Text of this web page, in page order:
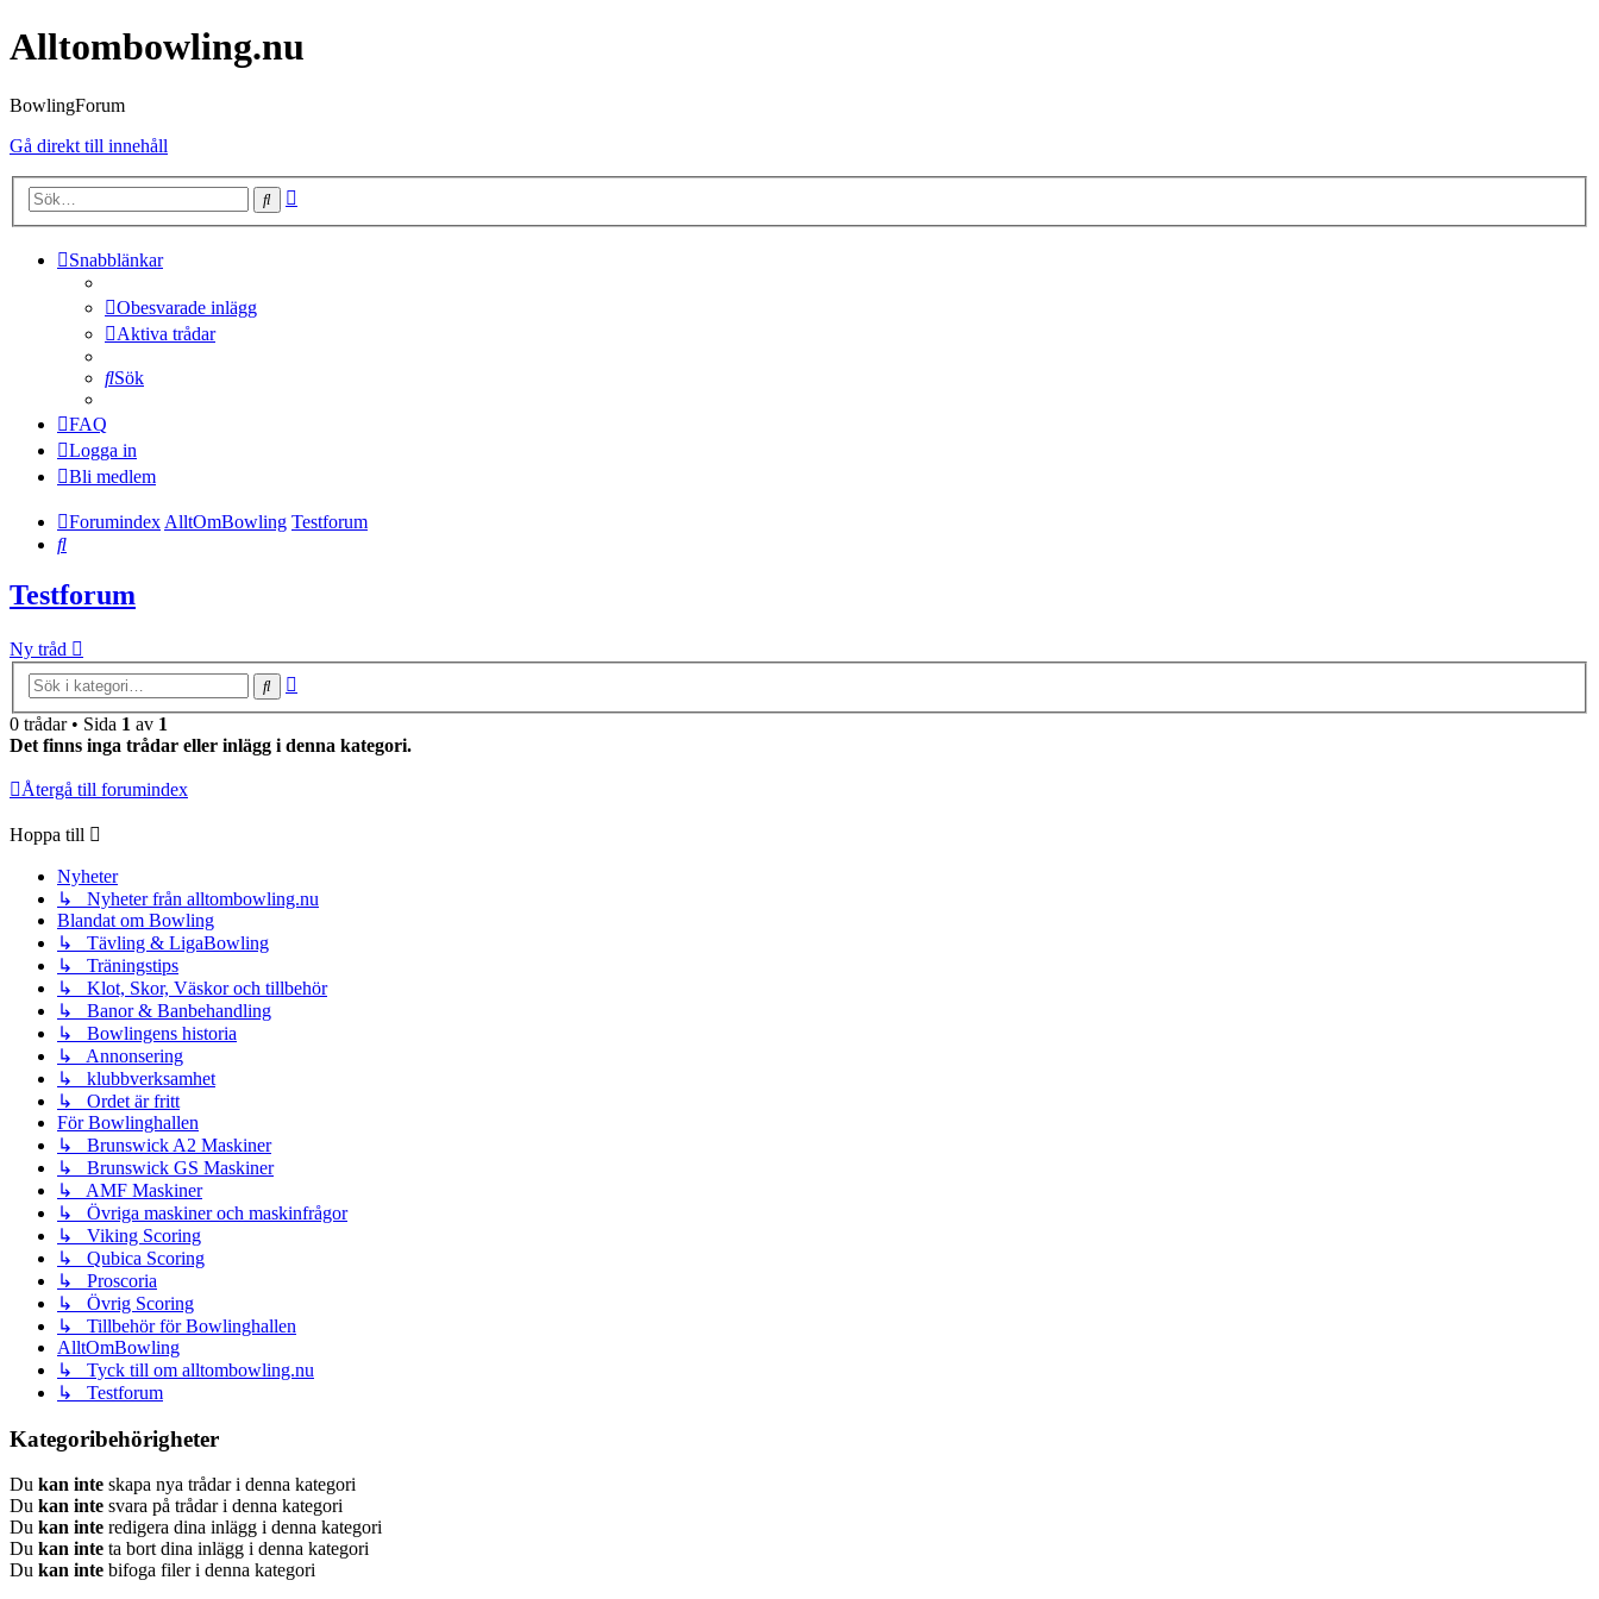
Alltombowling.nu
BowlingForum
Gå direkt till innehåll
Sök
Snabblänkar
Obesvarade inlägg
Aktiva trådar
Sök
FAQ
Logga in
Bli medlem
ForumindexAlltOmBowling Testforum
Sök
Testforum
Ny tråd
Sök
0 trådar • Sida 1 av 1
Det finns inga trådar eller inlägg i denna kategori.
Återgå till forumindex
Hoppa till
Nyheter
↳ Nyheter från alltombowling.nu
Blandat om Bowling
↳ Tävling & LigaBowling
↳ Träningstips
↳ Klot, Skor, Väskor och tillbehör
↳ Banor & Banbehandling
↳ Bowlingens historia
↳ Annonsering
↳ klubbverksamhet
↳ Ordet är fritt
För Bowlinghallen
↳ Brunswick A2 Maskiner
↳ Brunswick GS Maskiner
↳ AMF Maskiner
↳ Övriga maskiner och maskinfrågor
↳ Viking Scoring
↳ Qubica Scoring
↳ Proscoria
↳ Övrig Scoring
↳ Tillbehör för Bowlinghallen
AlltOmBowling
↳ Tyck till om alltombowling.nu
↳ Testforum
Kategoribehörigheter
Du kan inte skapa nya trådar i denna kategori
Du kan inte svara på trådar i denna kategori
Du kan inte redigera dina inlägg i denna kategori
Du kan inte ta bort dina inlägg i denna kategori
Du kan inte bifoga filer i denna kategori